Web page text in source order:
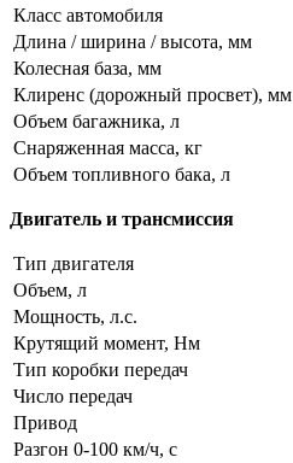
Класс автомобиля
Длина / ширина / высота, мм
Колесная база, мм
Клиренс (дорожный просвет), мм
Объем багажника, л
Снаряженная масса, кг
Объем топливного бака, л
Двигатель и трансмиссия
Тип двигателя
Объем, л
Мощность, л.с.
Крутящий момент, Нм
Тип коробки передач
Число передач
Привод
Разгон 0-100 км/ч, с